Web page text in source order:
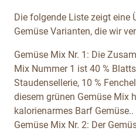
Die folgende Liste zeigt eine
Gemüse Varianten, die wir
Gemüse Mix Nr. 1: Die
Mix Nummer 1 ist 40 %
Staudensellerie, 10 %
diesem grünen Gemüse Mix
kalorienarmes Barf Gemüse..
Gemüse Mix Nr. 2: Der